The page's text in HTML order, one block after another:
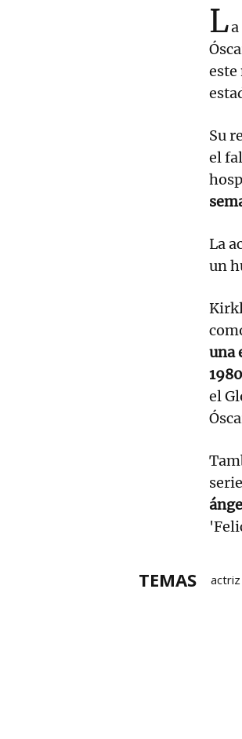
L
este
Su
el
La
un
una
el
TEMAS actriz